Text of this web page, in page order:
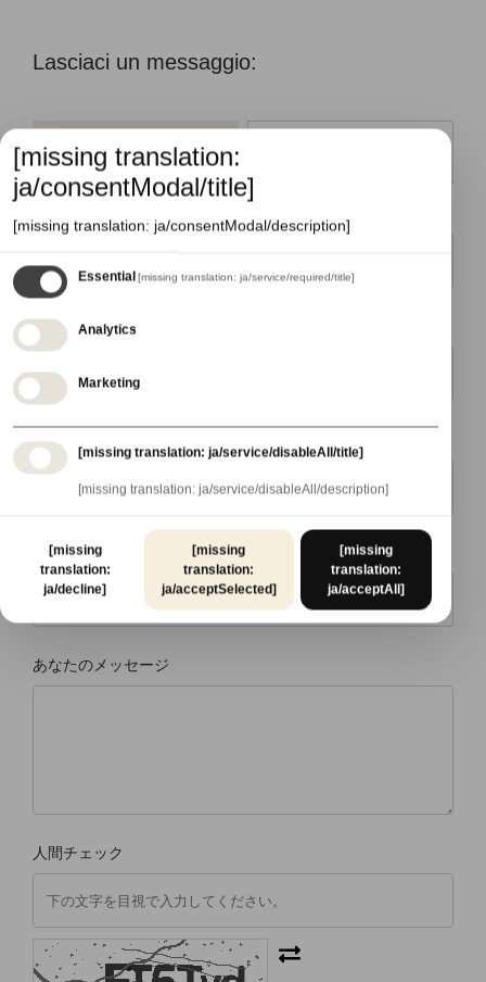
Lasciaci un messaggio:
情報
メール
国
対象
あなたのメッセージ
人間チェック
[missing translation:
ja/consentModal/title]
[missing translation: ja/consentModal/description]
Essential [missing translation: ja/service/required/title]
Analytics
Marketing
[missing translation: ja/service/disableAll/title]
[missing translation: ja/service/disableAll/description]
[missing
translation:
ja/decline]
[missing
translation:
ja/acceptSelected]
[missing
translation:
ja/acceptAll]